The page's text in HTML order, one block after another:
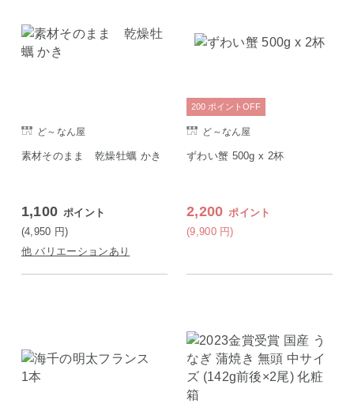
ど～なん屋
素材そのまま 乾燥牡蠣 かき
1,100 ポイント
(4,950 円)
他 バリエーションあり
ど～なん屋
ずわい蟹 500g x 2杯
2,200 ポイント
(9,900 円)
200 ポイント OFF